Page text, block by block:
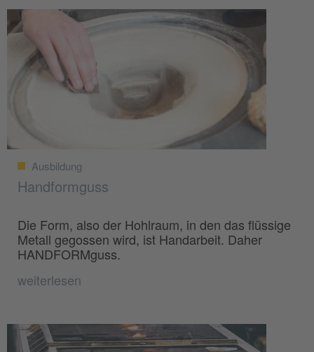
Ausbildung
Handformguss
Die Form, also der Hohlraum, in den das flüssige
Metall gegossen wird, ist Handarbeit. Daher
HANDFORMguss.
weiterlesen